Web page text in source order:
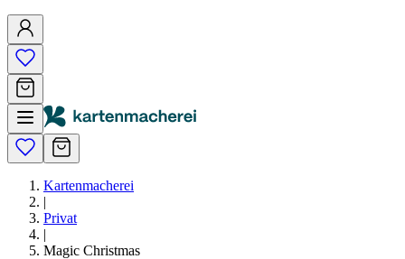
Kartenmacherei
|
Privat
|
Magic Christmas